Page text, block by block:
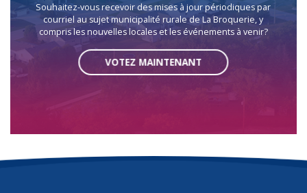
Souhaitez-vous recevoir des mises à jour périodiques par
courriel au sujet municipalité rurale de La Broquerie, y
compris les nouvelles locales et les événements à venir?
VOTEZ MAINTENANT